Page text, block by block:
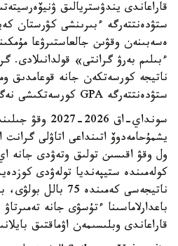
قاراعاندى يندۋستريالىق
ستۋدەنتتەرگە ءبىرىنشى كۋرستان
ەسەبىنەن وقۋىن جالعاستىرۋعا
ءبىلىم بەرۋ گرانتى» قولدانىلادى.
ناتيجە كورسەتكەن جانە قوعامدىق
ستۋدەنتتەرگە GPA كورسەتكىشى نەگىزىندە بەرىلەدى.
سونداي-اق
يشمۇحامەدوۆ اتىنداعى اتاۋلى
كولەمىندە ستيپەنديا تولەۋدى
ناتيجەسى كەمىندە 75
باعدارلاماسىنا ءتۇسۋى جانە
قاراعاندى وبلىسىمەن اۋماقتىق